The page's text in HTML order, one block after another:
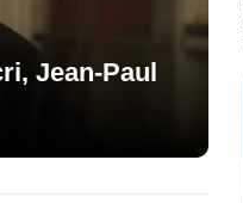
Jean-Paul